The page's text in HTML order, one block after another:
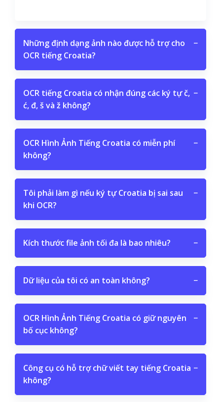
Những định dạng ảnh nào được hỗ trợ cho
OCR tiếng Croatia?
−
OCR tiếng Croatia có nhận đúng các ký tự č,
ć, đ, š và ž không?
−
OCR Hình Ảnh Tiếng Croatia có miễn phí
không?
−
Tôi phải làm gì nếu ký tự Croatia bị sai sau
khi OCR?
−
Kích thước file ảnh tối đa là bao nhiêu? −
Dữ liệu của tôi có an toàn không? −
OCR Hình Ảnh Tiếng Croatia có giữ nguyên
bố cục không?
−
Công cụ có hỗ trợ chữ viết tay tiếng Croatia
không?
−